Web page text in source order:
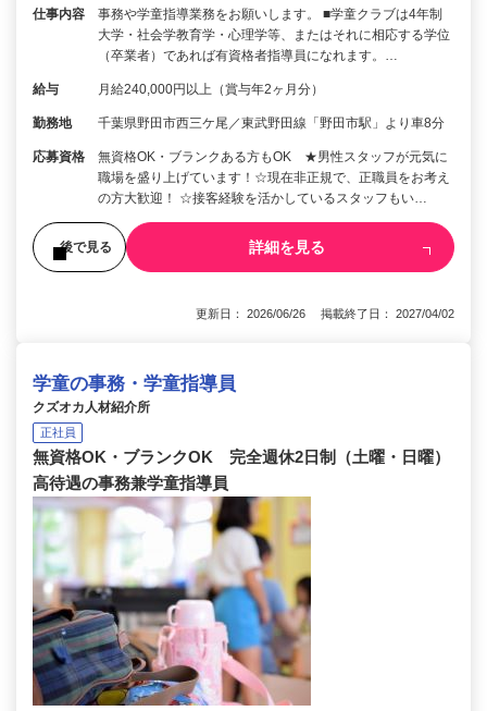
仕事内容
事務や学童指導業務をお願いします。 ■学童クラブは4年制
大学・社会学教育学・心理学等、またはそれに相応する学位
（卒業者）であれば有資格者指導員になれます。…
給与 月給240,000円以上（賞与年2ヶ月分）
勤務地 千葉県野田市西三ケ尾／東武野田線「野田市駅」より車8分
応募資格
無資格OK・ブランクある方もOK ★男性スタッフが元気に
職場を盛り上げています！☆現在非正規で、正職員をお考え
の方大歓迎！ ☆接客経験を活かしているスタッフもい…
後で見る 詳細を見る
更新日： 2026/06/26 掲載終了日： 2027/04/02
学童の事務・学童指導員
クズオカ人材紹介所
正社員
無資格OK・ブランクOK 完全週休2日制（土曜・日曜）
高待遇の事務兼学童指導員